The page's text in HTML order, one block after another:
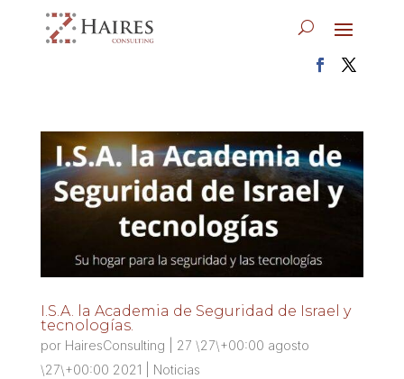
I.S.A. la Academia de Seguridad de Israel y
tecnologías.
por HairesConsulting
27 \27\+00:00 agosto
\27\+00:00 2021
Noticias